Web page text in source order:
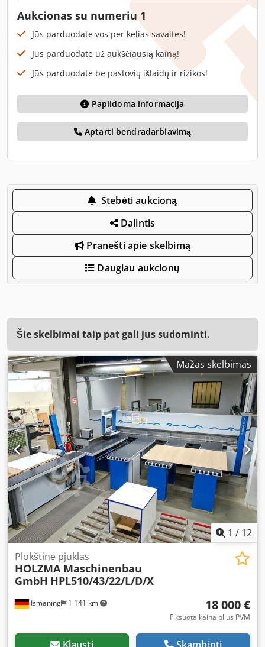
Aukcionas su numeriu 1
Jūs parduodate vos per kelias savaites!
Jūs parduodate už aukščiausią kainą!
Jūs parduodate be pastovių išlaidų ir rizikos!
Papildoma informacija
Aptarti bendradarbiavimą
Stebėti aukcioną
Dalintis
Pranešti apie skelbimą
Daugiau aukcionų
Šie skelbimai taip pat gali jus sudominti.
Mažas skelbimas
1 / 12
Ismaning 1 141 km
Plokštinė pjūklas
HOLZMA Maschinenbau
GmbH HPL510/43/22/L/D/X
18 000 €
Fiksuota kaina plius PVM